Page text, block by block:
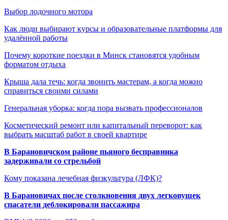
Выбор лодочного мотора
Как люди выбирают курсы и образовательные платформы для
удалённой работы
Почему короткие поездки в Минск становятся удобным
форматом отдыха
Крыша дала течь: когда звонить мастерам, а когда можно
справиться своими силами
Генеральная уборка: когда пора вызвать профессионалов
Косметический ремонт или капитальный переворот: как
выбрать масштаб работ в своей квартире
В Барановичском районе пьяного бесправника
задерживали со стрельбой
Кому показана лечебная физкультура (ЛФК)?
В Барановичах после столкновения двух легковушек
спасатели деблокировали пассажира